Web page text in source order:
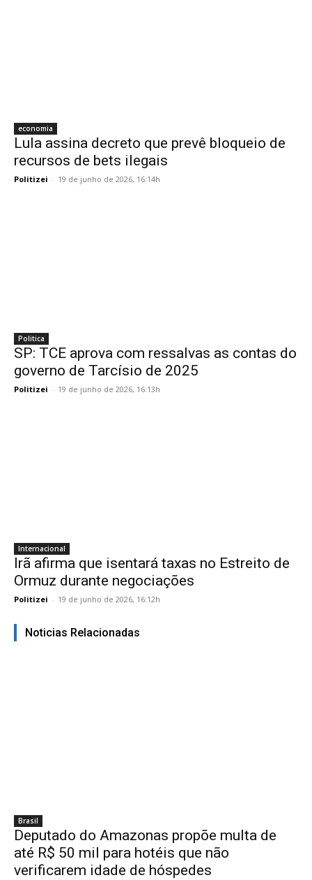
economia
Lula assina decreto que prevê bloqueio de
recursos de bets ilegais
Politizei - 19 de junho de 2026, 16:14h
Politica
SP: TCE aprova com ressalvas as contas do
governo de Tarcísio de 2025
Politizei - 19 de junho de 2026, 16:13h
Internacional
Irã afirma que isentará taxas no Estreito de
Ormuz durante negociações
Politizei - 19 de junho de 2026, 16:12h
Noticias Relacionadas
Brasil
Deputado do Amazonas propõe multa de
até R$ 50 mil para hotéis que não
verificarem idade de hóspedes